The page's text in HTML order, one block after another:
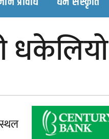
धकेलियो